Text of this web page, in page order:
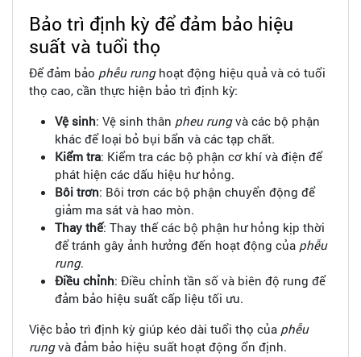
Bảo trì định kỳ để đảm bảo hiệu
suất và tuổi thọ
Để đảm bảo phễu runghoạt động hiệu quả và có tuổi
thọ cao, cần thực hiện bảo trì định kỳ:
Vệ sinh: Vệ sinh thân pheu rungvà các bộ phận
khác để loại bỏ bụi bẩn và các tạp chất.
Kiểm tra: Kiểm tra các bộ phận cơ khí và điện để
phát hiện các dấu hiệu hư hỏng.
Bôi trơn: Bôi trơn các bộ phận chuyển động để
giảm ma sát và hao mòn.
Thay thế: Thay thế các bộ phận hư hỏng kịp thời
để tránh gây ảnh hưởng đến hoạt động của phễu
rung.
Điều chỉnh: Điều chỉnh tần số và biên độ rung để
đảm bảo hiệu suất cấp liệu tối ưu.
Việc bảo trì định kỳ giúp kéo dài tuổi thọ của phễu
rungvà đảm bảo hiệu suất hoạt động ổn định.